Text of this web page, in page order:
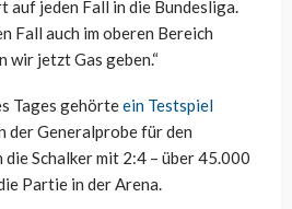
auf jeden Fall in die Bundesliga.
Fall auch im oberen Bereich
wir jetzt Gas geben.“
Tages gehörteein Testspiel
der Generalprobe für den
Schalker mit 2:4 – über 45.000
Partie in der Arena.